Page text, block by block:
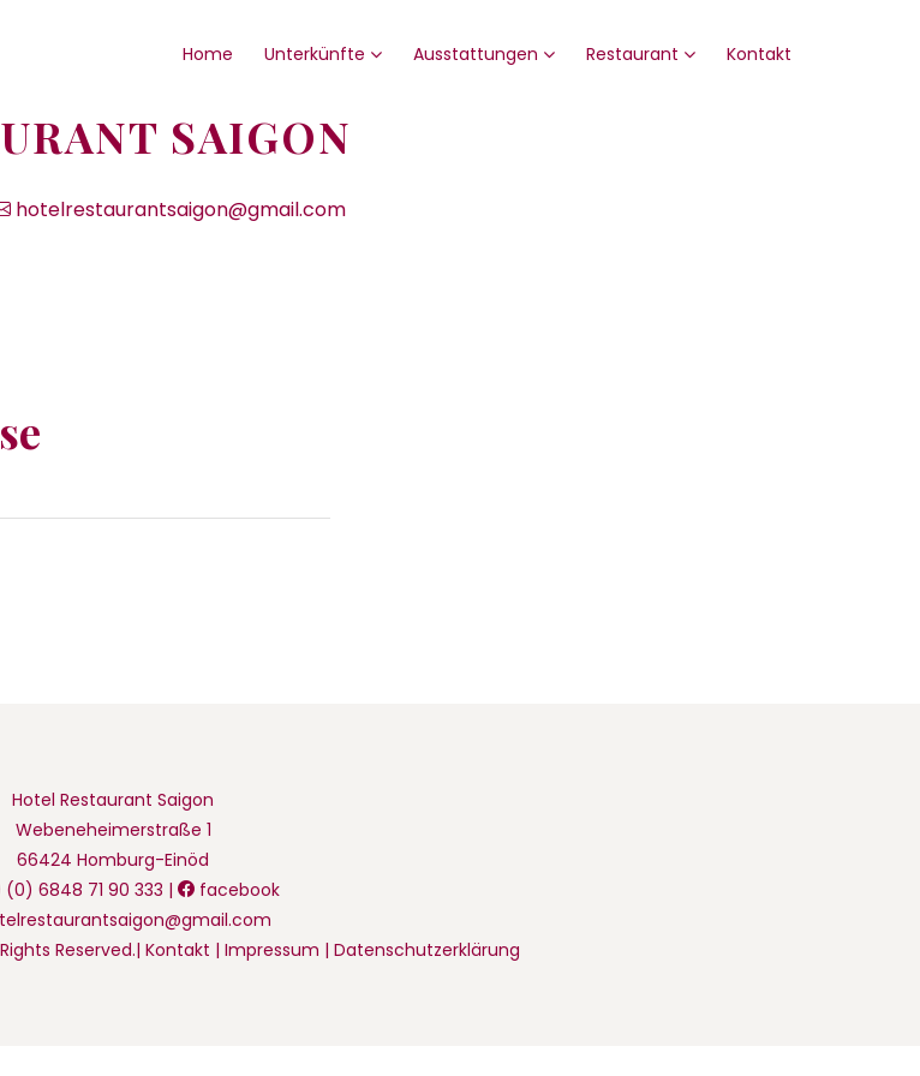
Home Unterkünfte Ausstattungen Restaurant Kontakt
SAIGON
hotelrestaurantsaigon@gmail.com
Hotel Restaurant Saigon
Webeneheimerstraße 1
66424 Homburg-Einöd
(0) 6848 71 90 333 |
facebook
Reserved.| Kontakt | Impressum | Datenschutzerklärung